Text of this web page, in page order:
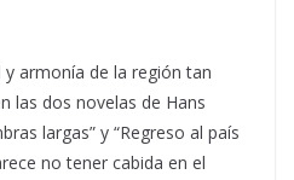
armonía de la región tan
las dos novelas de Hans
largas” y “Regreso al país
no tener cabida en el